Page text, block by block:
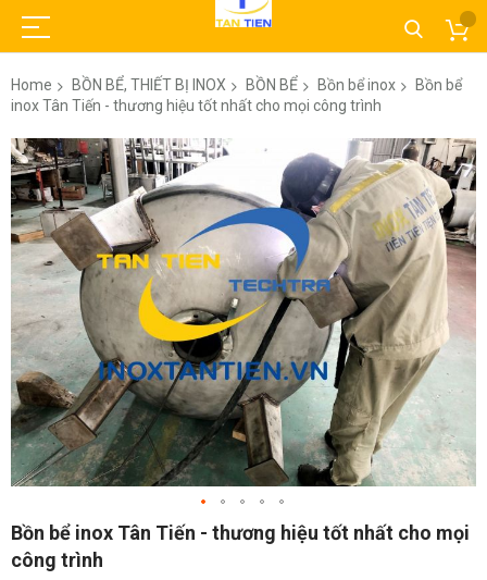
Home BỒN BỂ, THIẾT BỊ INOX BỒN BỂ Bồn bể inox
Bồn bể
inox Tân Tiến - thương hiệu tốt nhất cho mọi công trình
Skip
to
the
end
of
the
images
gallery
Skip
the
Bồn bể inox Tân Tiến - thương hiệu tốt nhất cho mọi
công trình